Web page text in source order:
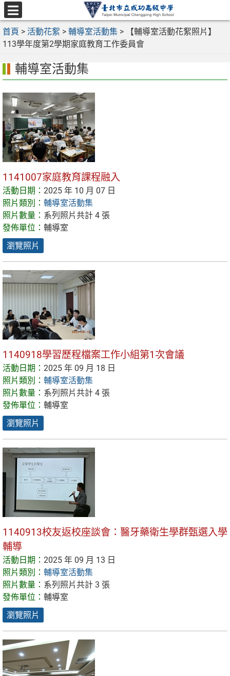
跳
至
主
要
區
選
單
首頁 > 活動花絮 > 輔導室活動集 >
【輔導室活動花絮照片】
113學年度第2學期家庭教育工作委員會
輔導室活動集
1141007家庭教育課程融入
活動日期： 2025 年 10 月 07 日
照片類別： 輔導室活動集
照片數量： 系列照片共計 4 張
發佈單位： 輔導室
瀏覽照片
1140918學習歷程檔案工作小組第1次會議
活動日期： 2025 年 09 月 18 日
照片類別： 輔導室活動集
照片數量： 系列照片共計 4 張
發佈單位： 輔導室
瀏覽照片
1140913校友返校座談會：醫牙藥衛生學群甄選入學
輔導
活動日期： 2025 年 09 月 13 日
照片類別： 輔導室活動集
照片數量： 系列照片共計 3 張
發佈單位： 輔導室
瀏覽照片